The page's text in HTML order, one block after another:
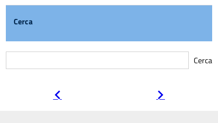
Cerca
Cerca